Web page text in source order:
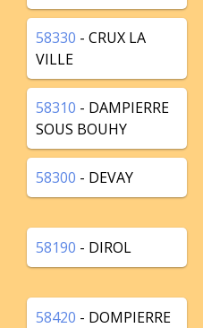
58330 - CRUX LA
VILLE
58310 - DAMPIERRE
SOUS BOUHY
58300 - DEVAY
58190 - DIROL
58420 - DOMPIERRE